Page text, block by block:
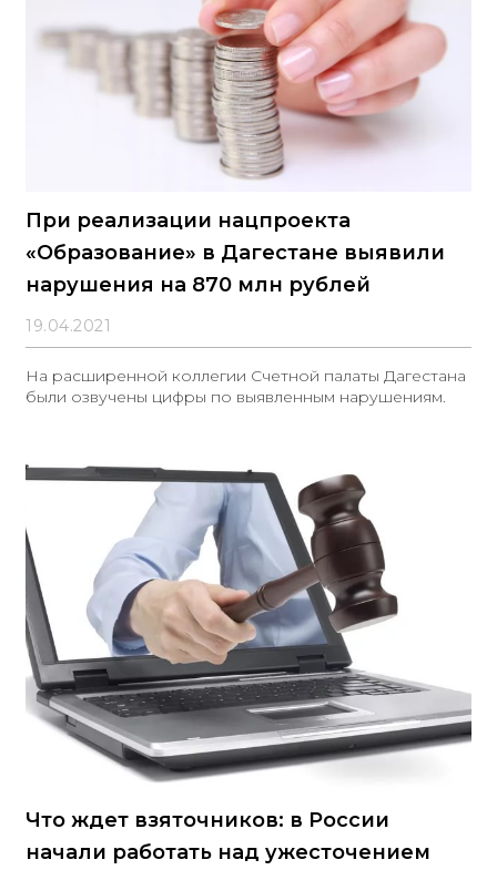
При реализации нацпроекта
«Образование» в Дагестане выявили
нарушения на 870 млн рублей
19.04.2021
На расширенной коллегии Счетной палаты Дагестана
были озвучены цифры по выявленным нарушениям.
Что ждет взяточников: в России
начали работать над ужесточением